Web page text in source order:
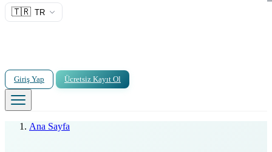
🇹🇷 TR
Giriş Yap Ücretsiz Kayıt Ol
Ana Sayfa